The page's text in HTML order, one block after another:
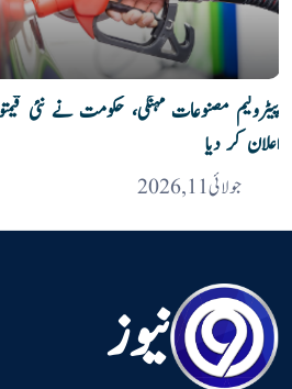
پیٹرولیم مصنوعات مہنگی، حکومت نے نئی
اعلان کر دیا
جولائی 11, 2026
نیوز